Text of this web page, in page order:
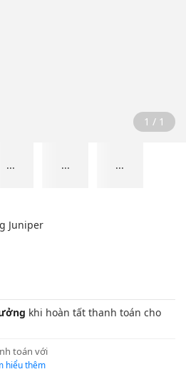
1 / 1
... ... ...
Juniper
khi hoàn tất thanh toán cho
toán với
hiểu thêm